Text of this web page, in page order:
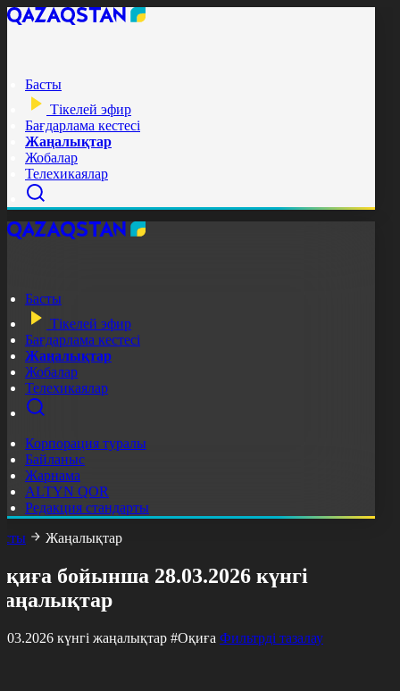
Басты
Тікелей эфир
Бағдарлама кестесі
Жаңалықтар
Жобалар
Телехикаялар
Басты
Тікелей эфир
Бағдарлама кестесі
Жаңалықтар
Жобалар
Телехикаялар
Корпорация туралы
Байланыс
Жарнама
ALTYN QOR
Редакция стандарты
Жаңалықтар
бойынша 28.03.2026 күнгі
күнгі жаңалықтар #Оқиға Фильтрді тазалау